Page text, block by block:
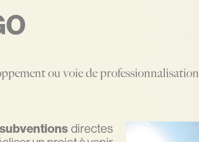
ou voie de professionnalisation
directes